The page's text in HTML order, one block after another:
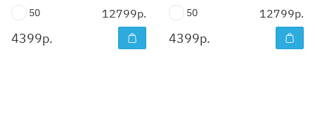
50 12799р.
4399р.
50 12799р.
4399р.